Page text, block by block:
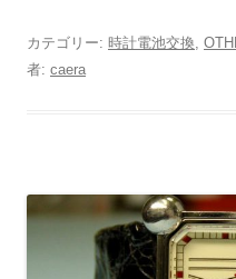
カテゴリー: 時計電池交換
者: caera